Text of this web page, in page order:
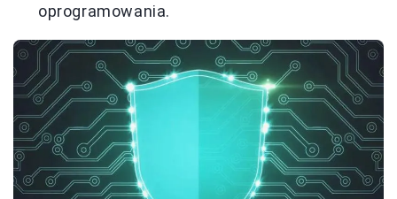
oprogramowania.